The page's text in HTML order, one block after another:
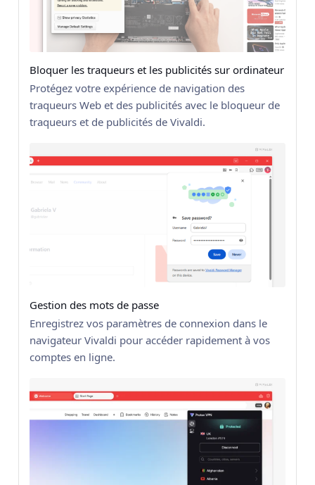
Bloquer les traqueurs et les publicités sur ordinateur
Protégez votre expérience de navigation des
traqueurs Web et des publicités avec le bloqueur de
traqueurs et de publicités de Vivaldi.
Gestion des mots de passe
Enregistrez vos paramètres de connexion dans le
navigateur Vivaldi pour accéder rapidement à vos
comptes en ligne.